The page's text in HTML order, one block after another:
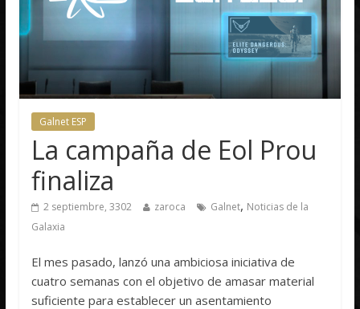
Galnet ESP
La campaña de Eol Prou
finaliza
2 septiembre, 3302 zaroca Galnet, Noticias de la
Galaxia
El mes pasado,lanzó una ambiciosa iniciativa de
cuatro semanas con el objetivo de amasar material
suficiente para establecer un asentamiento